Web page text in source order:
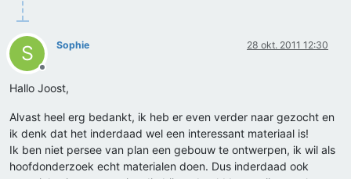
S
Offline
Sophie 28 okt. 2011 12:30
Hallo Joost,
Alvast heel erg bedankt, ik heb er even verder naar gezocht en
ik denk dat het inderdaad wel een interessant materiaal is!
Ik ben niet persee van plan een gebouw te ontwerpen, ik wil als
hoofdonderzoek echt materialen doen. Dus inderdaad ook